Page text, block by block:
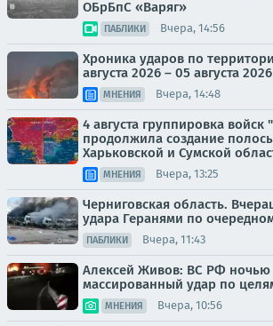
ОБрБпС «Варяг»
ПАБЛИКИ Вчера, 14:56
Хроника ударов по
августа 2026 – 05 августа
МНЕНИЯ Вчера, 14:48
4 августа группировка войск
продолжила создание
Харьковской и Сумской
МНЕНИЯ Вчера, 13:25
Черниговская область.
удара Геранями по
ПАБЛИКИ Вчера, 11:43
Алексей Живов: ВС РФ ночью
массированный удар по
МНЕНИЯ Вчера, 10:56